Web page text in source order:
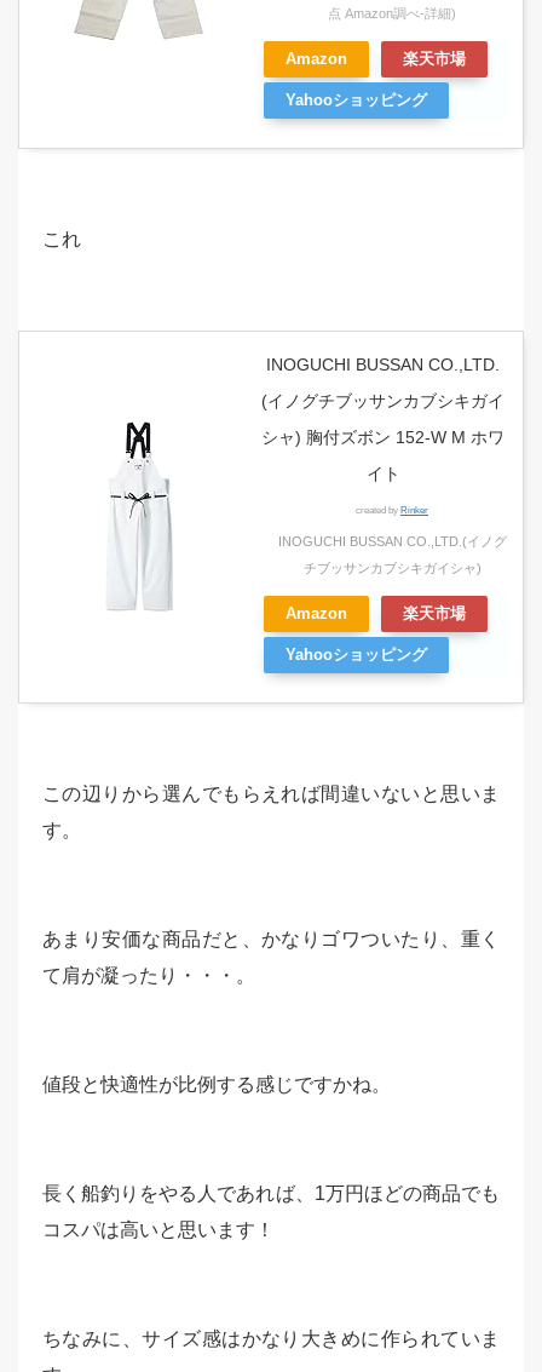
点 Amazon調べ-詳細)
Amazon 楽天市場
Yahooショッピング
これ
INOGUCHI BUSSAN CO.,LTD.
(イノグチブッサンカブシキガイ
シャ) 胸付ズボン 152-W M ホワ
イト
created by Rinker
INOGUCHI BUSSAN CO.,LTD.(イノグ
チブッサンカブシキガイシャ)
Amazon 楽天市場
Yahooショッピング
この辺りから選んでもらえれば間違いないと思いま
す。
あまり安価な商品だと、かなりゴワついたり、重く
て肩が凝ったり・・・。
値段と快適性が比例する感じですかね。
長く船釣りをやる人であれば、1万円ほどの商品でも
コスパは高いと思います！
ちなみに、サイズ感はかなり大きめに作られていま